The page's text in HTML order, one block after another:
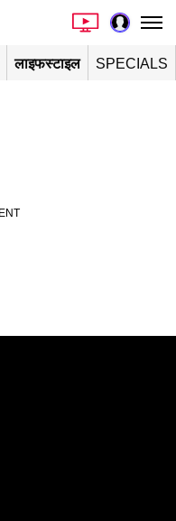
लाइफस्टाइल SPECIALS